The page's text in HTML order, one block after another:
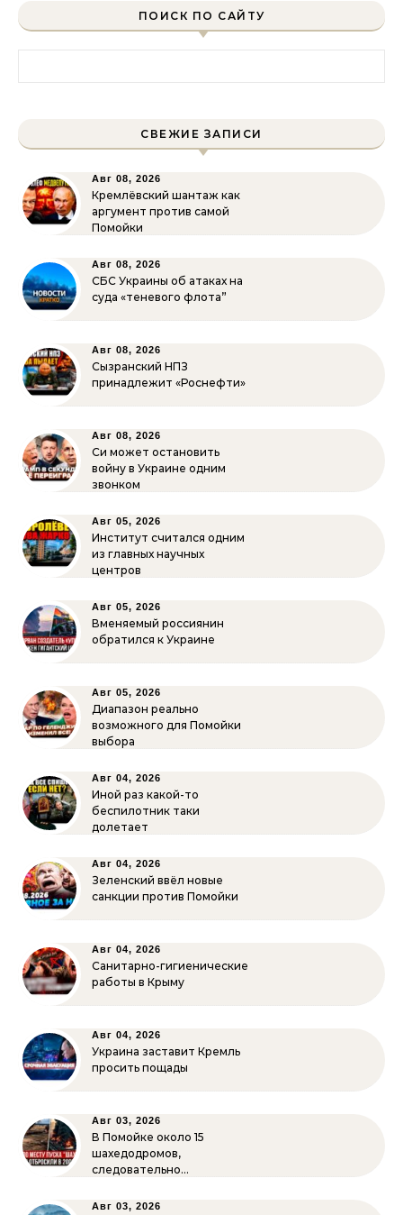
ПОИСК ПО САЙТУ
СВЕЖИЕ ЗАПИСИ
Авг 08, 2026
Кремлёвский шантаж как
аргумент против самой
Помойки
Авг 08, 2026
СБС Украины об атаках на
суда «теневого флота”
Авг 08, 2026
Сызранский НПЗ
принадлежит «Роснефти»
Авг 08, 2026
Си может остановить
войну в Украине одним
звонком
Авг 05, 2026
Институт считался одним
из главных научных
центров
Авг 05, 2026
Вменяемый россиянин
обратился к Украине
Авг 05, 2026
Диапазон реально
возможного для Помойки
выбора
Авг 04, 2026
Иной раз какой-то
беспилотник таки
долетает
Авг 04, 2026
Зеленский ввёл новые
санкции против Помойки
Авг 04, 2026
Санитарно-гигиенические
работы в Крыму
Авг 04, 2026
Украина заставит Кремль
просить пощады
Авг 03, 2026
В Помойке около 15
шахедодромов,
следовательно…
Авг 03, 2026